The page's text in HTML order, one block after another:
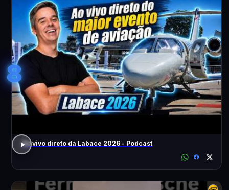
8
Ao vivo direto da Labace 2026 - Podcast